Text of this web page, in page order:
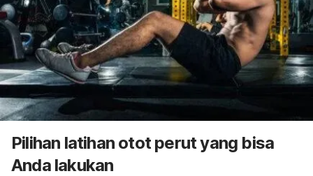
Pilihan latihan otot perut yang bisa
Anda lakukan